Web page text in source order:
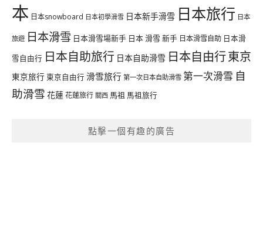
本 日本snowboard 日本初學滑雪 日本新手滑雪 日本旅行 日本
旅遊 日本滑雪 日本滑雪場新手 日本 滑雪 新手 日本滑雪自助 日本滑
雪自由行 日本自助旅行 日本自助滑雪 日本自由行東京
東京旅行 東京自由行 滑雪旅行 第一次日本自助滑雪 第一次滑雪 自
助滑雪 花蓮花蓮旅行 關西 馬祖 馬祖旅行
點擊一個有趣的廣告